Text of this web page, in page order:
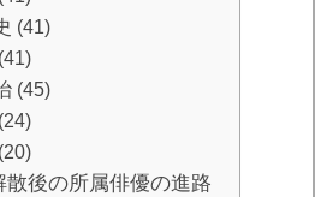
(41)
(45)
散後の所属俳優の進路